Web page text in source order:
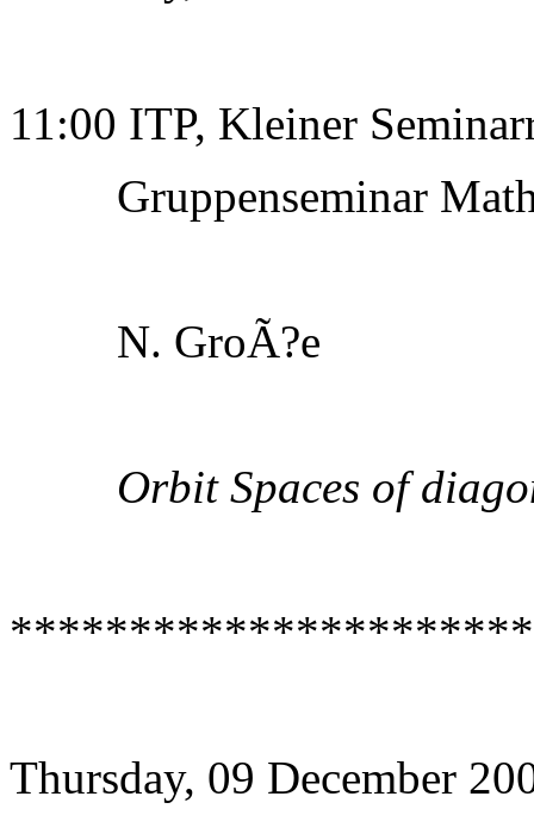
11:00 ITP, Kleiner
Gruppenseminar
N. GroÃ?e
Orbit Spaces of
Thursday, 09 December